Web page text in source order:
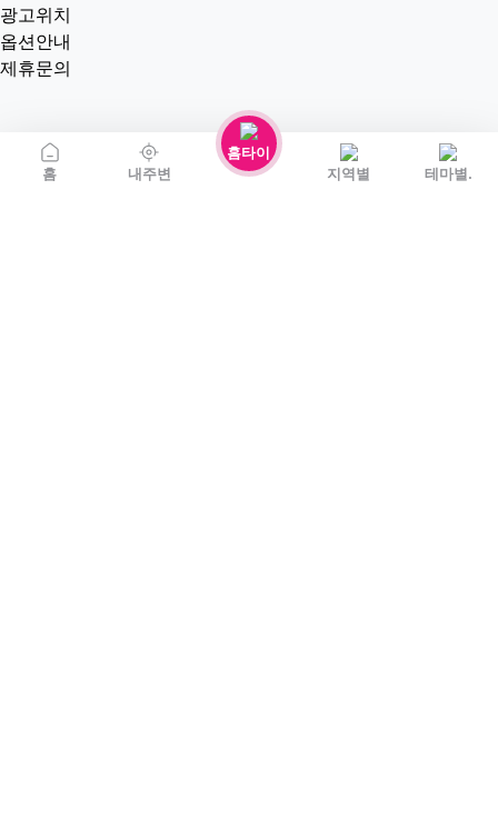
홈 내주변
홈타이
지역별
테마별.
광고위치
옵션안내
제휴문의